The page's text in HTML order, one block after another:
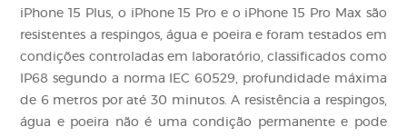
iPhone 15 Plus, o iPhone 15 Pro e o iPhone 15 Pro Max são
resistentes a respingos, água e poeira e foram testados em
condições controladas em laboratório, classificados como
IP68 segundo a norma IEC 60529, profundidade máxima
de 6 metros por até 30 minutos. A resistência a respingos,
água e poeira não é uma condição permanente e pode